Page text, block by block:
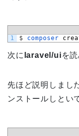
1 $ composer
次に laravel/uiを
先ほど説明しまし
ンストールしとい